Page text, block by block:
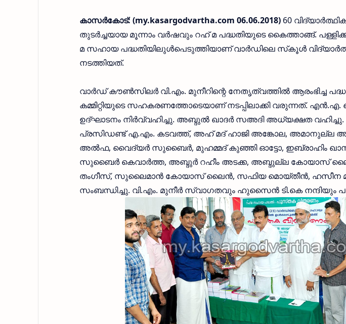
കാസര്‍കോട്: (my.kasargodvartha.com 06.06.2018) 60
തുടര്‍ച്ചയായ മൂന്നാം വര്‍ഷവും റഹ് മ പദ്ധതിയുടെ കൈത്താങ്ങ്.
മ സഹായ പദ്ധതിയിലുള്‍പെടുത്തിയാണ് വാര്‍ഡിലെ സ്‌കൂള്‍
നടത്തിയത്.
വാര്‍ഡ് കൗണ്‍സിലര്‍ വി.എം. മുനീറിന്റെ നേതൃത്വത്തില്‍ ആരംഭിച്ച
കമ്മിറ്റിയുടെ സഹകരണത്തോടെയാണ് നടപ്പിലാക്കി വരുന്നത്.
ഉദ്ഘാടനം നിര്‍വ്വഹിച്ചു. അബ്ദുല്‍ ഖാദര്‍ സഅദി അധ്യക്ഷത വഹിച്ചു.
പ്രസിഡണ്ട് എ.എം. കടവത്ത്, അഹ് മദ് ഹാജി അങ്കോല, അമാനുല്ല
അല്‍ഫ, വൈദ്യര്‍ സുബൈര്‍, മുഹമ്മദ് കുഞ്ഞി ഓട്ടോ, ഇബ്രാഹിം
സുബൈര്‍ കെവാര്‍ത്ത, അബ്ദുര്‍ റഹീം അടക്ക, അബ്ദുല്ല കോയാസ്
തംഗീസ്, സുലൈമാന്‍ കോയാസ് ലൈന്‍, സഫിയ മൊയ്തീന്‍, ഹസീന
സംബന്ധിച്ചു. വി.എം. മുനീര്‍ സ്വാഗതവും ഹുസൈന്‍ ടി.കെ നന്ദിയും